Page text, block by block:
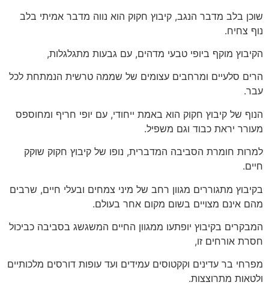
שוכן בלב מדבר הנגב, קיבוץ חקוק הוא נווה מדבר אמיתי בלב
נוף צחיח.
הקיבוץ מוקף ביופי טבעי מדהים, עם גבעות מתגלגלות,
הרים סלעיים ומרחבים עצומים של שממה טרשית הנמתחת לכל
עבר.
הנוף של קיבוץ חקוק הוא באמת ייחודי, עם יופי חריף ומחוספס
מעורר יראת כבוד וגם משפיל.
למרות חומרת הסביבה המדברית, נופו של קיבוץ חקוק שוקק
חיים.
בקיבוץ מתגוררים מגוון רחב של מיני צמחים ובעלי חיים, שרבים
מהם אינם מצויים בשום מקום אחר בעולם.
המבקרים בקיבוץ יופתעו ממגוון החיים המשגשג בסביבה כביכול
חסרת אורחים זו,
מפרחי בר עדינים וקקטוסים עמידים ועד עופות דורסים מלכותיים
ולטאות מתרוצצות.